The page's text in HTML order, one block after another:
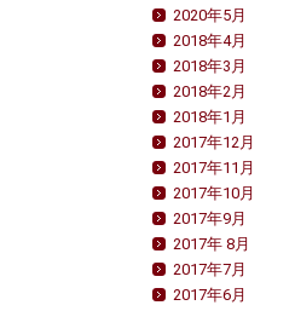
2020年5月
2018年4月
2018年3月
2018年2月
2018年1月
2017年12月
2017年11月
2017年10月
2017年9月
2017年 8月
2017年7月
2017年6月